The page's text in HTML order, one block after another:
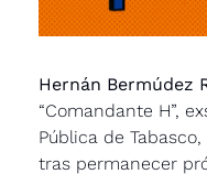
Hernán Bermúdez
“Comandante H”,
Pública de Tabasco,
tras permanecer